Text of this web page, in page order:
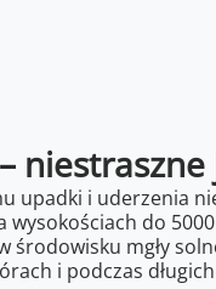
upadki i uderzenia
do
środowisku mgły
i podczas